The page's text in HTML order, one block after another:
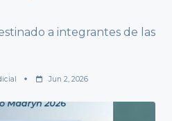
a integrantes de las
Jun 2, 2026